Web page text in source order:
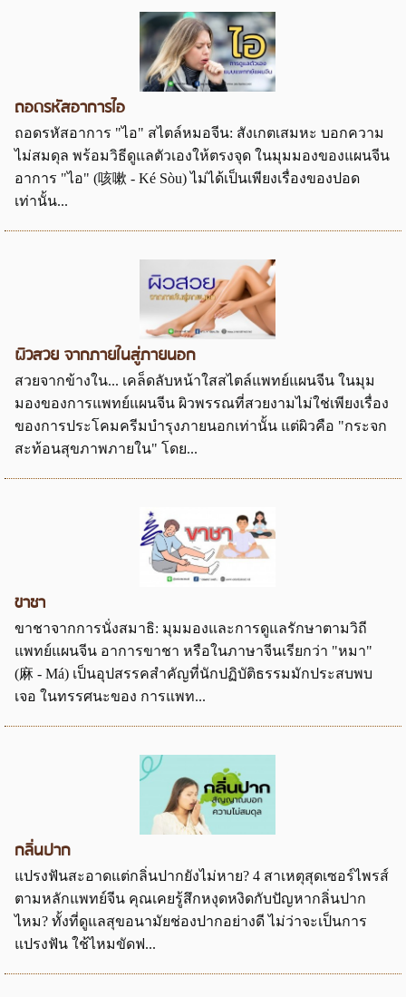
ถอดรหัสอาการไอ
ถอดรหัสอาการ "ไอ" สไตล์หมอจีน: สังเกตเสมหะ บอกความ
ไม่สมดุล พร้อมวิธีดูแลตัวเองให้ตรงจุด ในมุมมองของแผนจีน
อาการ "ไอ" (咳嗽 - Ké Sòu) ไม่ได้เป็นเพียงเรื่องของปอด
เท่านั้น...
ผิวสวย จากภายในสู่ภายนอก
สวยจากข้างใน... เคล็ดลับหน้าใสสไตล์แพทย์แผนจีน ในมุม
มองของการแพทย์แผนจีน ผิวพรรณที่สวยงามไม่ใช่เพียงเรื่อง
ของการประโคมครีมบำรุงภายนอกเท่านั้น แต่ผิวคือ "กระจก
สะท้อนสุขภาพภายใน" โดย...
ขาชา
ขาชาจากการนั่งสมาธิ: มุมมองและการดูแลรักษาตามวิถี
แพทย์แผนจีน อาการขาชา หรือในภาษาจีนเรียกว่า "หมา"
(麻 - Má) เป็นอุปสรรคสำคัญที่นักปฏิบัติธรรมมักประสบพบ
เจอ ในทรรศนะของ การแพท...
กลิ่นปาก
แปรงฟันสะอาดแต่กลิ่นปากยังไม่หาย? 4 สาเหตุสุดเซอร์ไพรส์
ตามหลักแพทย์จีน คุณเคยรู้สึกหงุดหงิดกับปัญหากลิ่นปาก
ไหม? ทั้งที่ดูแลสุขอนามัยช่องปากอย่างดี ไม่ว่าจะเป็นการ
แปรงฟัน ใช้ไหมขัดฟ...